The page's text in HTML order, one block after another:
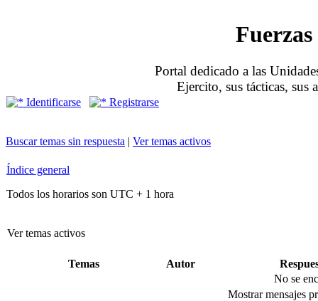
Portal dedicado a las
Ejercito, sus tácticas, sus
Identificarse Registrarse
Buscar temas sin respuesta | Ver temas activos
Índice general
Todos los horarios son UTC + 1 hora
Ver temas activos
Temas Autor
No se
Mostrar mensajes